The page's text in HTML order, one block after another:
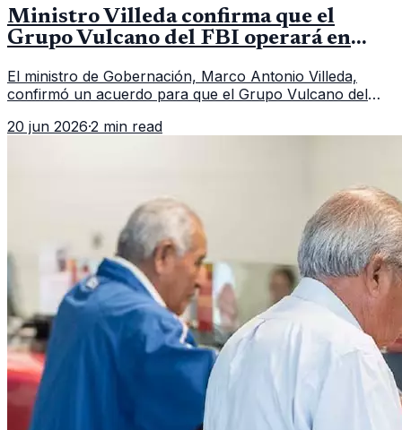
Ministro Villeda confirma que el
Grupo Vulcano del FBI operará en
El ministro de Gobernación, Marco Antonio Villeda,
confirmó un acuerdo para que el Grupo Vulcano del
fallido con la administración anterior del Ministerio
20 jun 2026·2 min read